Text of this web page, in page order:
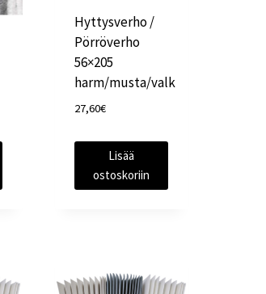
Hyttysverho /
Pörröverho
56×205
harm/musta/valk
27,60€
Lisää
ostoskoriin